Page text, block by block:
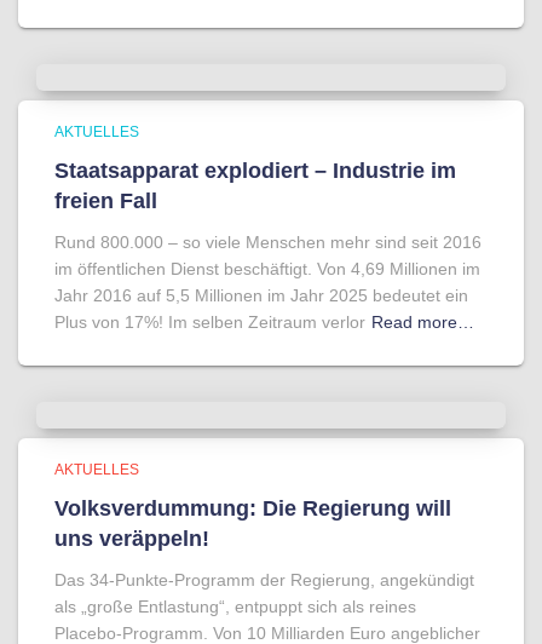
AKTUELLES
Staatsapparat explodiert – Industrie im
freien Fall
Rund 800.000 – so viele Menschen mehr sind seit 2016
im öffentlichen Dienst beschäftigt. Von 4,69 Millionen im
Jahr 2016 auf 5,5 Millionen im Jahr 2025 bedeutet ein
Plus von 17%! Im selben Zeitraum verlor Read more…
AKTUELLES
Volksverdummung: Die Regierung will
uns veräppeln!
Das 34-Punkte-Programm der Regierung, angekündigt
als „große Entlastung“, entpuppt sich als reines
Placebo-Programm. Von 10 Milliarden Euro angeblicher